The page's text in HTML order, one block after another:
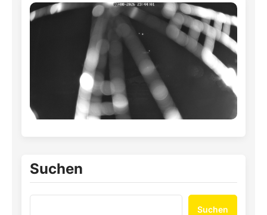
Suchen
Suchen